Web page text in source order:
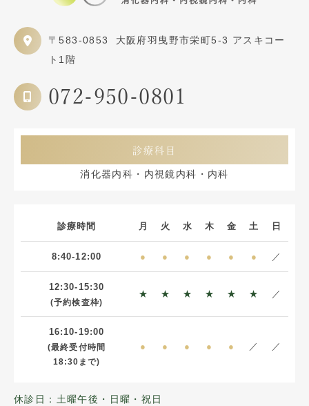
〒583-0853
大阪府羽曳野市栄町5-3 アスキコー
ト1階
072-950-0801
診療科目
消化器内科・内視鏡内科・内科
診療時間 月 火 水 木 金 土 日
8:40-12:00 ● ● ● ● ● ● ／
12:30-15:30
(予約検査枠)
★ ★ ★ ★ ★ ★ ／
16:10-19:00
(最終受付時間
18:30まで)
● ● ● ● ● ／ ／
休診日：土曜午後・日曜・祝日